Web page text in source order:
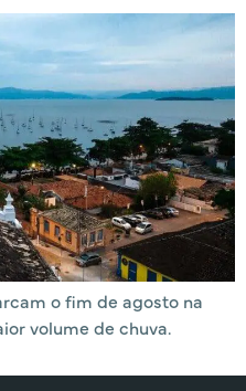
o fim de agosto na
volume de chuva.